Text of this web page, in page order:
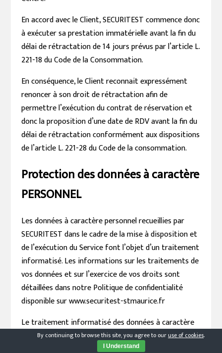
En accord avec le Client, SECURITEST commence donc
à exécuter sa prestation immatérielle avant la fin du
délai de rétractation de 14 jours prévus par l’article L.
221-18 du Code de la Consommation.
En conséquence, le Client reconnait expressément
renoncer à son droit de rétractation afin de
permettre l’exécution du contrat de réservation et
donc la proposition d’une date de RDV avant la fin du
délai de rétractation conformément aux dispositions
de l’article L. 221-28 du Code de la consommation.
Protection des données à caractère
PERSONNEL
Les données à caractère personnel recueillies par
SECURITEST dans le cadre de la mise à disposition et
de l’exécution du Service font l’objet d’un traitement
informatisé. Les informations sur les traitements de
vos données et sur l’exercice de vos droits sont
détaillées dans notre Politique de confidentialité
disponible sur www.securitest-stmaurice.fr
Le traitement informatisé des données à caractère
personnel recueillies par SECURITEST a pour finalité
de permettre et/ou d’améliorer le Service de
By continuing to browse this site, you agree to ouruse of cookies.
I Understand